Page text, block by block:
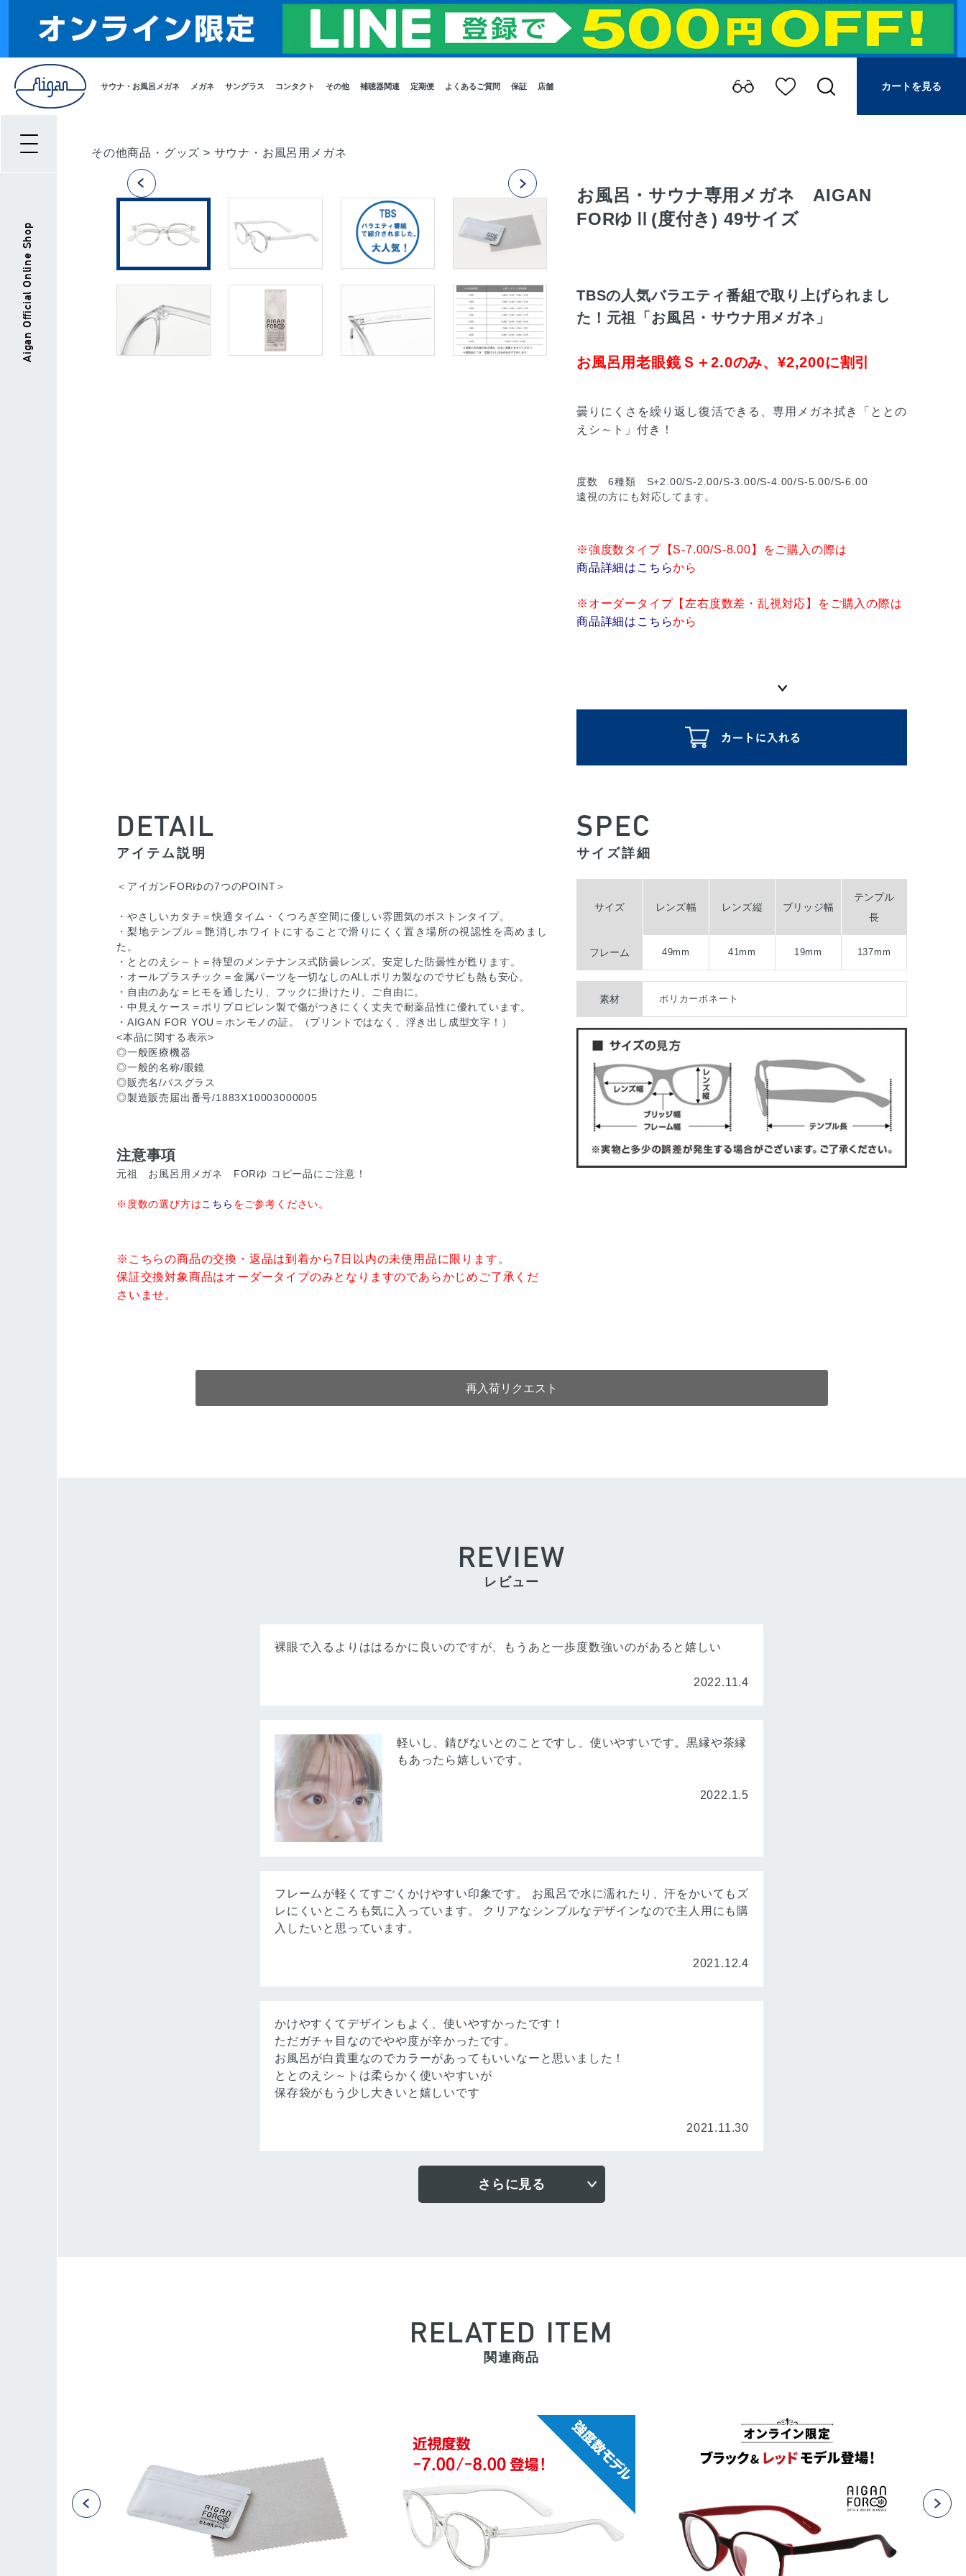
サウナ・お風呂メガネ メガネ サングラス コンタクト その他 補聴器関連 定期便 よくあるご質問 保証 店舗 カートを見る
その他商品・グッズ > サウナ・お風呂用メガネ
お風呂・サウナ専用メガネ AIGAN
FORゆⅡ(度付き) 49サイズ
TBSの人気バラエティ番組で取り上げられまし
た！元祖「お風呂・サウナ用メガネ」
お風呂用老眼鏡Ｓ＋2.0のみ、¥2,200に割引
曇りにくさを繰り返し復活できる、専用メガネ拭き「ととの
えシ～ト」付き！
度数 6種類 S+2.00/S-2.00/S-3.00/S-4.00/S-5.00/S-6.00
遠視の方にも対応してます。
※強度数タイプ【S-7.00/S-8.00】をご購入の際は
商品詳細はこちらから
※オーダータイプ【左右度数差・乱視対応】をご購入の際は
商品詳細はこちらから
DETAIL
アイテム説明
＜アイガンFORゆの7つのPOINT＞
・やさしいカタチ＝快適タイム・くつろぎ空間に優しい雰囲気のボストンタイプ。
・梨地テンプル＝艶消しホワイトにすることで滑りにくく置き場所の視認性を高めまし
た。
・ととのえシ～ト＝待望のメンテナンス式防曇レンズ。安定した防曇性が甦ります。
・オールプラスチック＝金属パーツを一切なしのALLポリカ製なのでサビも熱も安心。
・自由のあな＝ヒモを通したり、フックに掛けたり、ご自由に。
・中見えケース＝ポリプロピレン製で傷がつきにくく丈夫で耐薬品性に優れています。
・AIGAN FOR YOU＝ホンモノの証。（プリントではなく、浮き出し成型文字！）
<本品に関する表示>
◎一般医療機器
◎一般的名称/眼鏡
◎販売名/バスグラス
◎製造販売届出番号/1883X10003000005
注意事項
元祖 お風呂用メガネ FORゆ コピー品にご注意！
※度数の選び方はこちら をご参考ください。
※こちらの商品の交換・返品は到着から7日以内の未使用品に限ります。
保証交換対象商品はオーダータイプのみとなりますのであらかじめご了承くだ
さいませ。
SPEC
サイズ詳細
サイズ レンズ幅 レンズ縦 ブリッジ幅
テンプル
長
フレーム 49mm 41mm 19mm 137mm
素材 ポリカーボネート
REVIEW
レビュー
裸眼で入るよりははるかに良いのですが、もうあと一歩度数強いのがあると嬉しい
2022.11.4
軽いし、錆びないとのことですし、使いやすいです。黒縁や茶縁
もあったら嬉しいです。
2022.1.5
フレームが軽くてすごくかけやすい印象です。 お風呂で水に濡れたり、汗をかいてもズ
レにくいところも気に入っています。 クリアなシンプルなデザインなので主人用にも購
入したいと思っています。
2021.12.4
かけやすくてデザインもよく、使いやすかったです！
ただガチャ目なのでやや度が辛かったです。
お風呂が白貴重なのでカラーがあってもいいなーと思いました！
ととのえシ～トは柔らかく使いやすいが
保存袋がもう少し大きいと嬉しいです
2021.11.30
さらに見る
RELATED ITEM
関連商品
Aigan Official Online Shop